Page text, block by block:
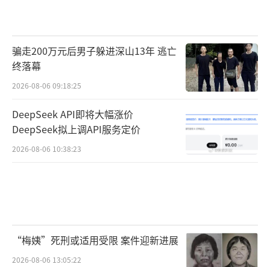
骗走200万元后男子躲进深山13年 逃亡
终落幕
2026-08-06 09:18:25
DeepSeek API即将大幅涨价
DeepSeek拟上调API服务定价
2026-08-06 10:38:23
“梅姨”死刑或适用受限 案件迎新进展
2026-08-06 13:05:22